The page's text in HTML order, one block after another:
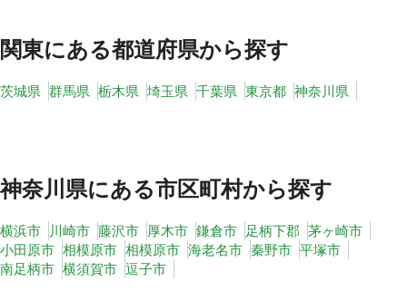
関東にある都道府県から探す
茨城県 群馬県 栃木県 埼玉県 千葉県 東京都 神奈川県
神奈川県にある市区町村から探す
横浜市 川崎市 藤沢市 厚木市 鎌倉市 足柄下郡 茅ヶ崎市
小田原市 相模原市 相模原市 海老名市 秦野市 平塚市
南足柄市 横須賀市 逗子市